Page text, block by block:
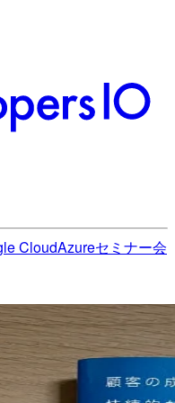
CloudAzureセミナー会